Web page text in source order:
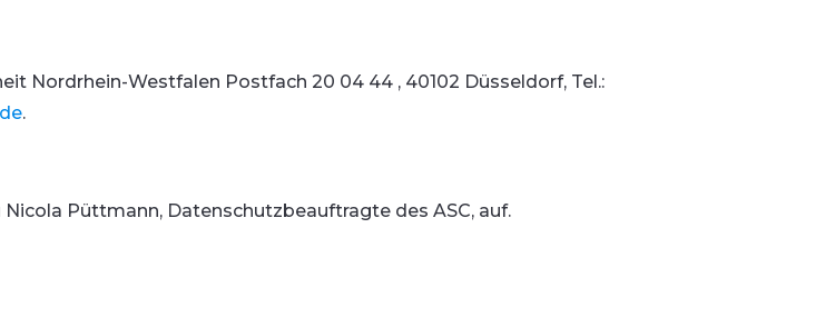
Nordrhein-Westfalen Postfach 20 04 44 , 40102 Düsseldorf, Tel.:
.
Püttmann, Datenschutzbeauftragte des ASC, auf.